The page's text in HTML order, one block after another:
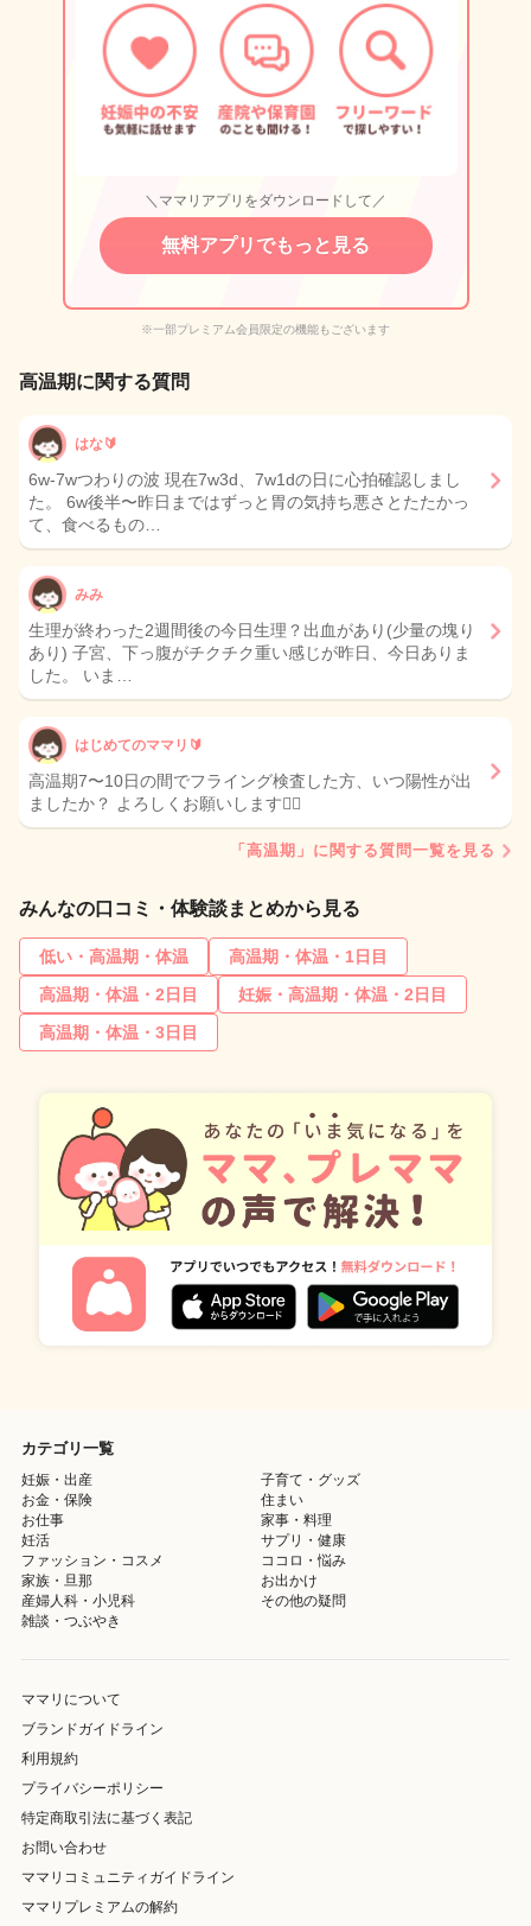
＼ママリアプリをダウンロードして／
無料アプリでもっと見る
※一部プレミアム会員限定の機能もございます
高温期に関する質問
はな🔰
6w-7wつわりの波 現在7w3d、7w1dの日に心拍確認しまし
た。 6w後半〜昨日まではずっと胃の気持ち悪さとたたかっ
て、食べるもの…
みみ
生理が終わった2週間後の今日生理？出血があり(少量の塊り
あり) 子宮、下っ腹がチクチク重い感じが昨日、今日ありま
した。 いま…
はじめてのママリ🔰
高温期7〜10日の間でフライング検査した方、いつ陽性が出
ましたか？ よろしくお願いします🙇‍♀️
「高温期」に関する質問一覧を見る
みんなの口コミ・体験談まとめから見る
低い・高温期・体温
高温期・体温・1日目
高温期・体温・2日目
妊娠・高温期・体温・2日目
高温期・体温・3日目
カテゴリ一覧
妊娠・出産
子育て・グッズ
お金・保険
住まい
お仕事
家事・料理
妊活
サプリ・健康
ファッション・コスメ
ココロ・悩み
家族・旦那
お出かけ
産婦人科・小児科
その他の疑問
雑談・つぶやき
ママリについて
ブランドガイドライン
利用規約
プライバシーポリシー
特定商取引法に基づく表記
お問い合わせ
ママリコミュニティガイドライン
ママリプレミアムの解約